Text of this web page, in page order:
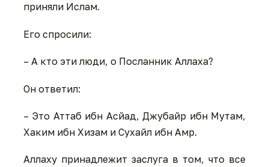
приняли Ислам.
Его спросили:
– А кто эти люди, о Посланник Аллаха?
Он ответил:
– Это Аттаб ибн Асйад, Джубайр ибн Мутам,
Хаким ибн Хизам и Сухайл ибн Амр.
Аллаху принадлежит заслуга в том, что все